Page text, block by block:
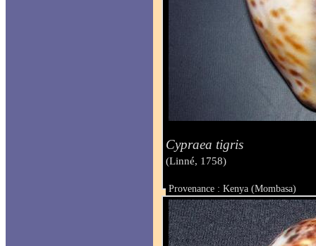
Cypraea tigris
(Linné, 1758)
Provenance : Kenya (Mombasa)
Taille : 79 mm